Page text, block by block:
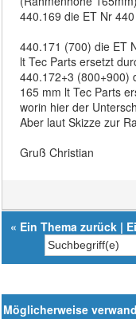
440.169 die ET Nr
440.171 (700) die ET
lt Tec Parts ersetzt
440.172+3 (800+900)
165 mm lt Tec Parts
worin hier der
Aber laut Skizze zur
Gruß Christian
« Ein Thema zurück |
Möglicherweise